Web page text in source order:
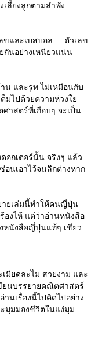
ลี้ยงลูกตามลำพัง
ขและเบสบอล ... ตัวเลข
กันอย่างเหนียวแน่น
น และรูท ไม่เหมือนกับ
ต็มไปด้วยความห่วง
าสตร์ที่เกือบๆ จะเป็น
อกเตอร์นั้น จริงๆ แล้ว
อนเอาไว้จนลึกต่างหาก
ายเล่มนี้ทำให้คนญี่ปุ่น
องไห้ แต่ว่าอ่านหนังสือ
หนังสือญี่ปุ่นแท้ๆ เชียว
มียดละไม สวยงาม และ
ยนบรรยายคณิตศาสตร์
นเรื่องนี้ไปคิดไปอย่าง
มุมมองชีวิตในแง่มุม